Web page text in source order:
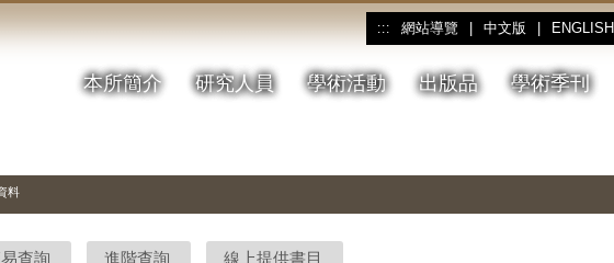
::: 網站導覽 中文版 ENGLISH
本所簡介 研究人員 學術活動 出版品 學術季刊
料
查詢 進階查詢 線上提供書目